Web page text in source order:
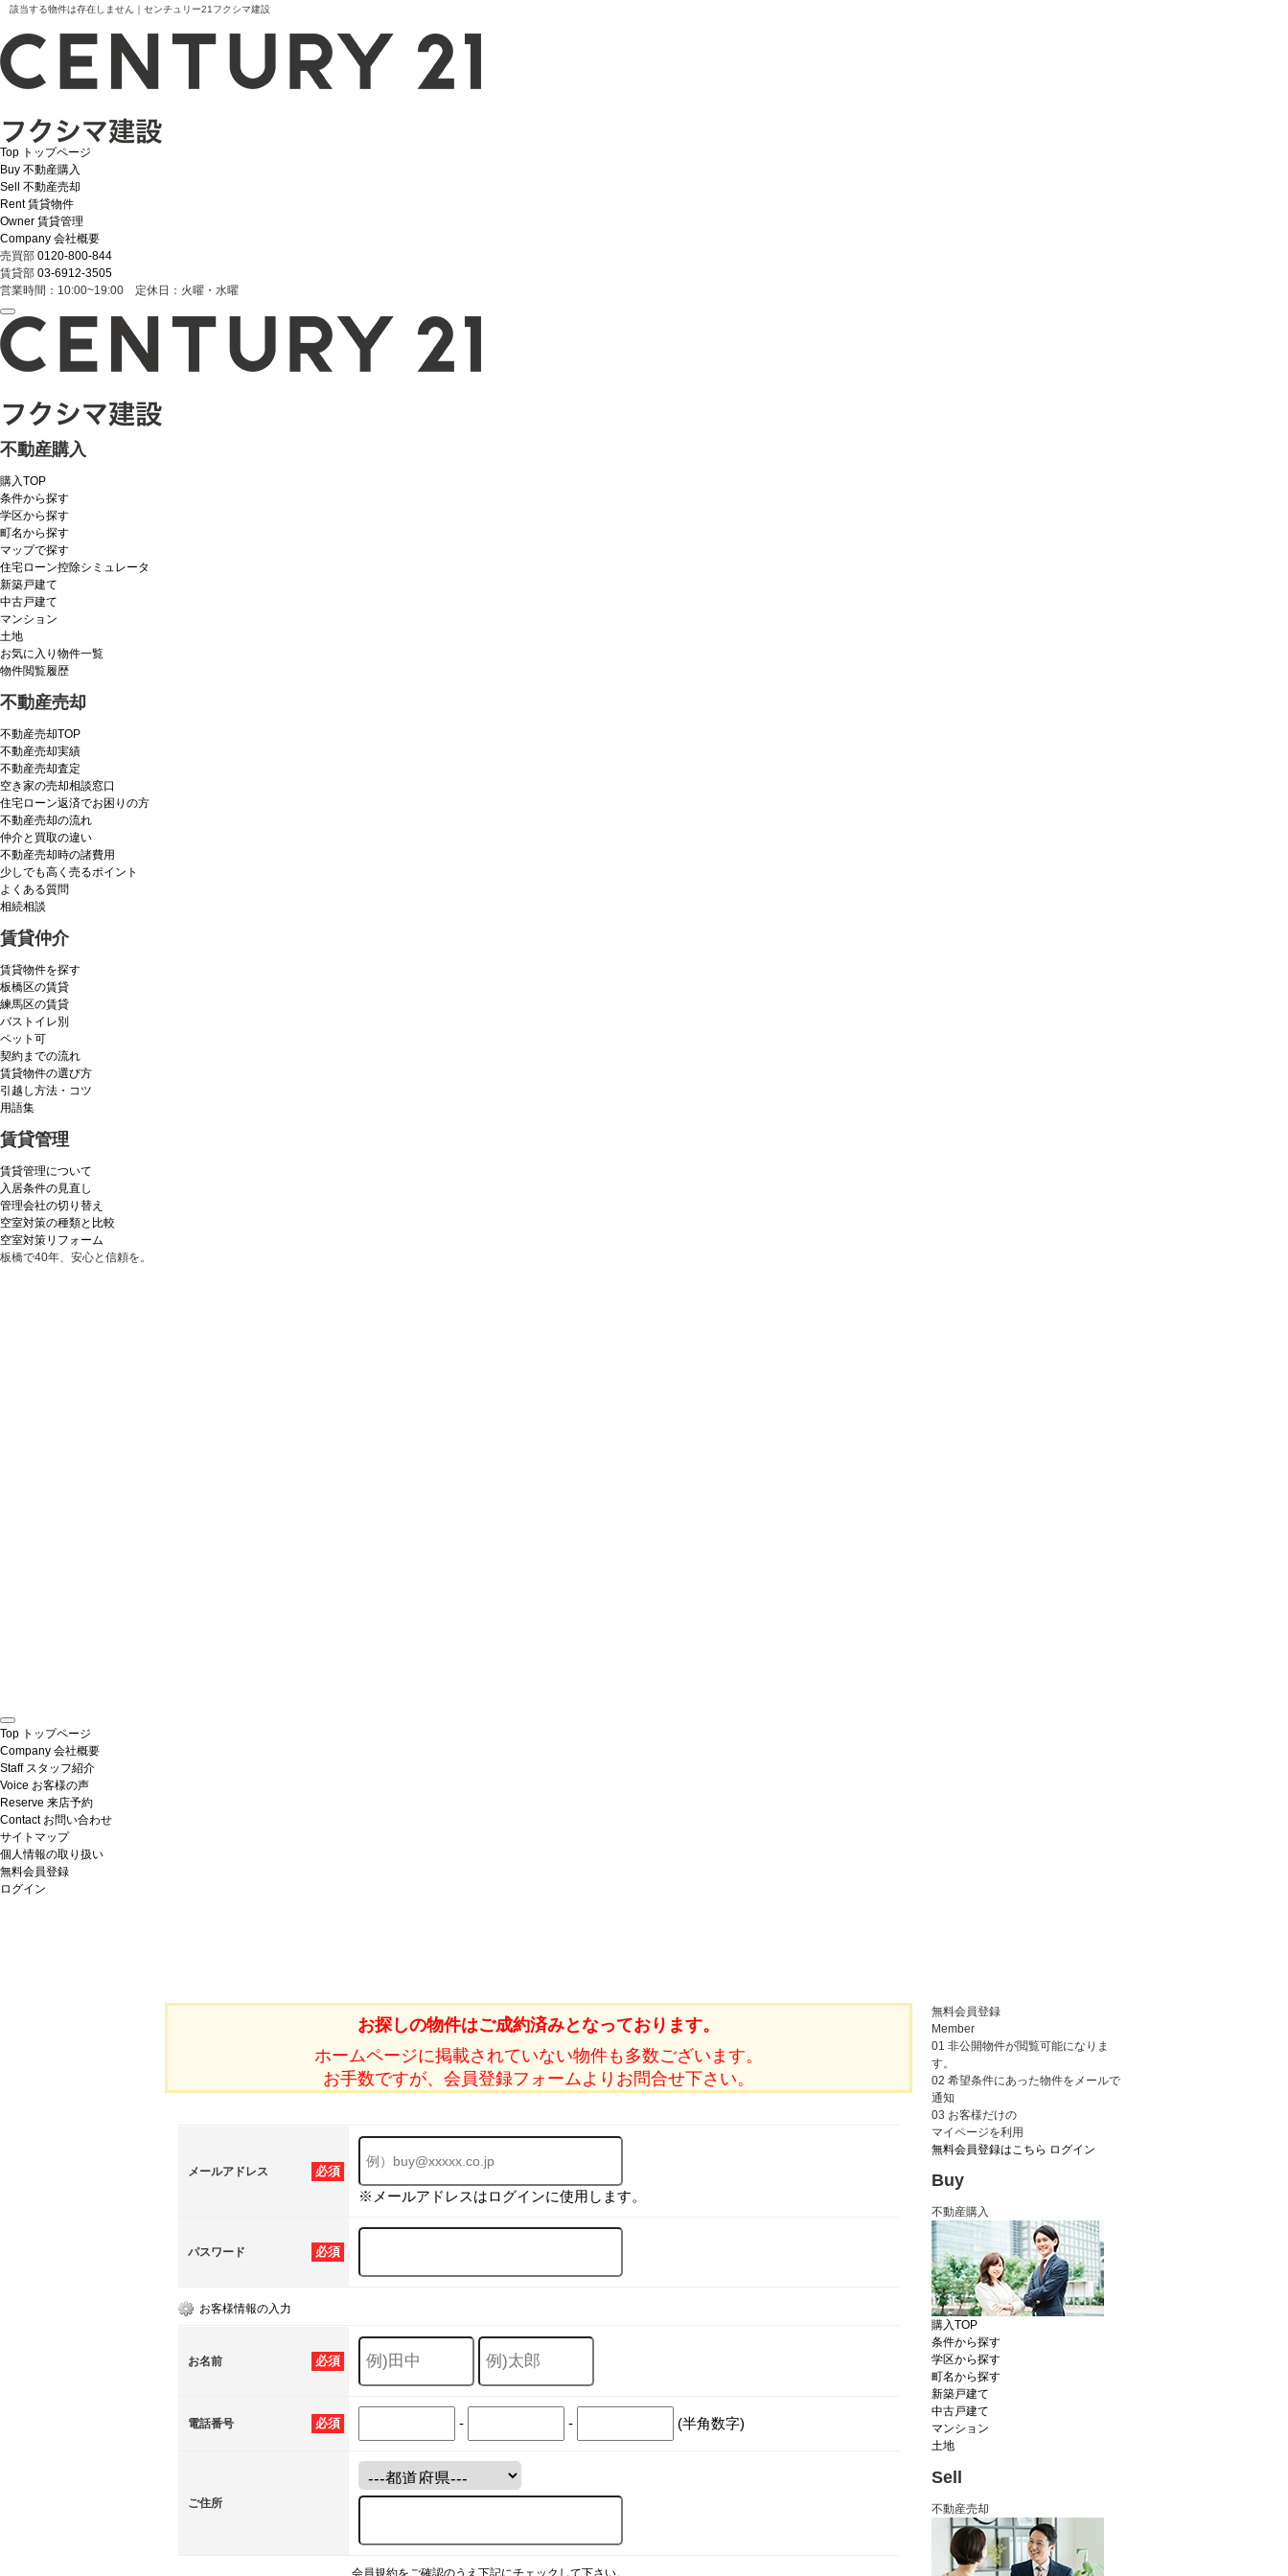
該当する物件は存在しません｜センチュリー21フクシマ建設
Top トップページ
Buy 不動産購入
Sell
不動産売却
Rent 賃貸物件
Owner 賃貸管理
Company 会社概要
売買部 0120-800-844
賃貸部 03-6912-3505
営業時間：10:00~19:00 定休日：火曜・水曜
不動産購入
購入TOP
条件から探す
学区から探す
町名から探す
マップで探す
住宅ローン控除シミュレータ
新築戸建て
中古戸建て
マンション
土地
お気に入り物件一覧
物件閲覧履歴
不動産売却
不動産売却TOP
不動産売却実績
不動産売却査定
空き家の売却相談窓口
住宅ローン返済でお困りの方
不動産売却の流れ
仲介と買取の違い
不動産売却時の諸費用
少しでも高く売るポイント
よくある質問
相続相談
賃貸仲介
賃貸物件を探す
板橋区の賃貸
練馬区の賃貸
バストイレ別
ペット可
契約までの流れ
賃貸物件の選び方
引越し方法・コツ
用語集
賃貸管理
賃貸管理について
入居条件の見直し
管理会社の切り替え
空室対策の種類と比較
空室対策リフォーム
板橋で40年、安心と信頼を。
Top トップページ
Company 会社概要
Staff スタッフ紹介
Voice お客様の声
Reserve 来店予約
Contact お問い合わせ
サイトマップ
個人情報の取り扱い
無料会員登録
ログイン
お探しの物件はご成約済みとなっております。
ホームページに掲載されていない物件も多数ございます。
お手数ですが、会員登録フォームよりお問合せ下さい。
必須
メールアドレス
※メールアドレスはログインに使用します。
必須
パスワード
お客様情報の入力
必須
お名前
必須
電話番号 - - (半角数字)
ご住所
会員規約をご確認のうえ下記にチェックして下さい。
無料会員登録
Member
01 非公開物件が閲覧可能になりま
す。
02 希望条件にあった物件をメールで
通知
03 お客様だけの
マイページを利用
無料会員登録はこちら ログイン
Buy
不動産購入
購入TOP
条件から探す
学区から探す
町名から探す
新築戸建て
中古戸建て
マンション
土地
Sell
不動産売却